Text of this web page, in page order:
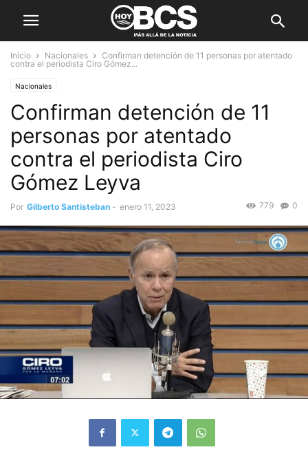
Inicio Nacionales
Confirman detención de 11 personas por atentado
contra el periodista Ciro Gómez...
Nacionales
Confirman detención de 11
personas por atentado
contra el periodista Ciro
Gómez Leyva
Por Gilberto Santisteban - enero 11, 2023 0
779